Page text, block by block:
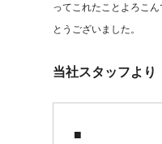
ってこれたことよろこ
とうございました。
当社スタッフより
■